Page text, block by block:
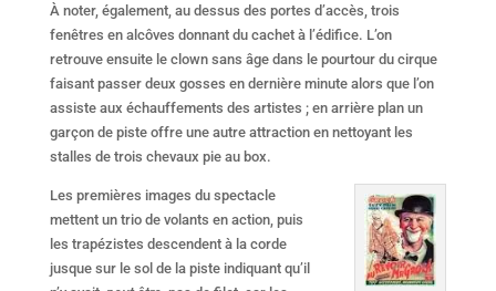
À noter, également, au dessus des portes d’accès, trois
fenêtres en alcôves donnant du cachet à l’édifice. L’on
retrouve ensuite le clown sans âge dans le pourtour du cirque
faisant passer deux gosses en dernière minute alors que l’on
assiste aux échauffements des artistes ; en arrière plan un
garçon de piste offre une autre attraction en nettoyant les
stalles de trois chevaux pie au box.
Les premières images du spectacle
mettent un trio de volants en action, puis
les trapézistes descendent à la corde
jusque sur le sol de la piste indiquant qu’il